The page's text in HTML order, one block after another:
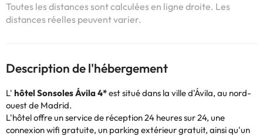
Toutes les distances sont calculées en ligne droite. Les
distances réelles peuvent varier.
Description de l'hébergement
L' hôtelSonsoles Ávila4*est situé dans la ville d'Ávila, au nord-
ouest de Madrid.
L'hôtel offre un service de réception 24 heures sur 24, une
connexion wifi gratuite, un parking extérieur gratuit, ainsi qu'un